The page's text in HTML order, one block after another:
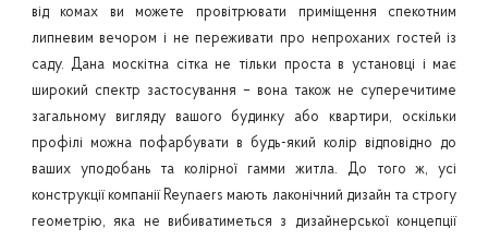
від комах ви можете провітрювати приміщення спекотним
липневим вечором і не переживати про непроханих гостей із
саду. Дана москітна сітка не тільки проста в установці і має
широкий спектр застосування – вона також не суперечитиме
загальному вигляду вашого будинку або квартири, оскільки
профілі можна пофарбувати в будь-який колір відповідно до
ваших уподобань та колірної гамми житла. До того ж, усі
конструкції компанії Reynaers мають лаконічний дизайн та строгу
геометрію, яка не вибиватиметься з дизайнерської концепції